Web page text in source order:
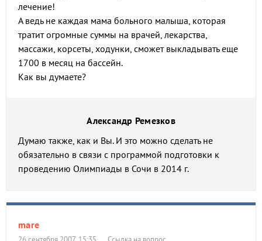
лечение!
А ведь не каждая мама больного малыша, которая
тратит огромные суммы на врачей, лекарства,
массажи, корсеты, ходунки, сможет выкладывать еще
1700 в месяц на бассейн.
Как вы думаете?
Александр Ремезков
Думаю также, как и Вы. И это можно сделать не
обязательно в связи с программой подготовки к
проведению Олимпиады в Сочи в 2014 г.
mare